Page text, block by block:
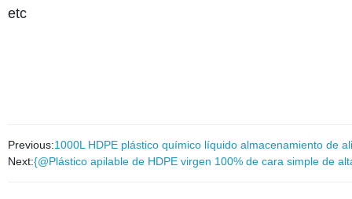
etc
Previous:1000L HDPE plástico químico líquido almacenamiento de
Next:{@Plástico apilable de HDPE virgen 100% de cara simple de